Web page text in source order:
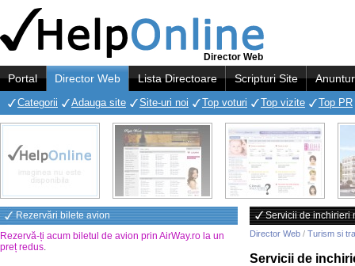
Director Web
Portal Director Web Lista Directoare Scripturi Site
Categorii Adauga site Site-uri noi Top voturi Top vizite Top PR
Rezervări bilete avion
Rezervă-ți acum biletul de avion prin AirWay.ro la un
preț redus.
Servicii de inchirieri
Director Web / Turism si
Servicii de